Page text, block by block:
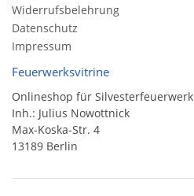
Widerrufsbelehrung
Datenschutz
Impressum
Feuerwerksvitrine
Onlineshop für Silvesterfeuerwerk
Inh.: Julius Nowottnick
Max-Koska-Str. 4
13189 Berlin